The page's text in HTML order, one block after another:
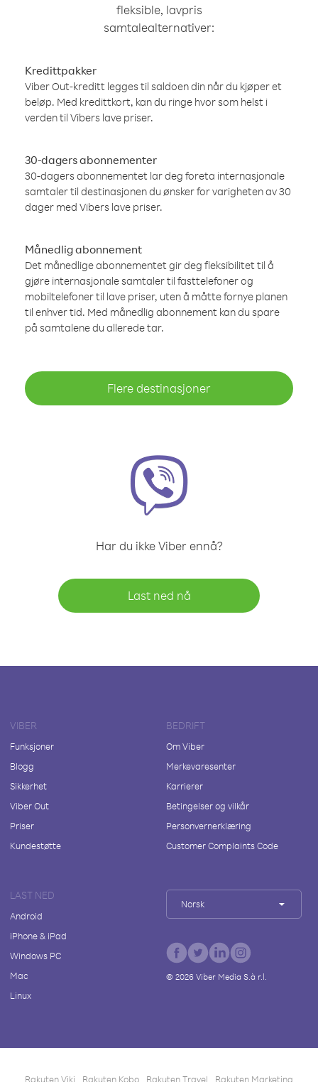
fleksible, lavpris
samtalealternativer:
Kredittpakker
Viber Out-kreditt legges til saldoen din når du kjøper et
beløp. Med kredittkort, kan du ringe hvor som helst i
verden til Vibers lave priser.
30-dagers abonnementer
30-dagers abonnementet lar deg foreta internasjonale
samtaler til destinasjonen du ønsker for varigheten av 30
dager med Vibers lave priser.
Månedlig abonnement
Det månedlige abonnementet gir deg fleksibilitet til å
gjøre internasjonale samtaler til fasttelefoner og
mobiltelefoner til lave priser, uten å måtte fornye planen
til enhver tid. Med månedlig abonnement kan du spare
på samtalene du allerede tar.
Flere destinasjoner
Har du ikke Viber ennå?
Last ned nå
VIBER
Funksjoner
Blogg
Sikkerhet
Viber Out
Priser
Kundestøtte
BEDRIFT
Om Viber
Merkevaresenter
Karrierer
Betingelser og vilkår
Personvernerklæring
Customer Complaints Code
LAST NED
Android
iPhone & iPad
Windows PC
Mac
Linux
Norsk
© 2026Viber Media S.à r.l.
Rakuten Viki Rakuten Kobo Rakuten Travel Rakuten Marketing